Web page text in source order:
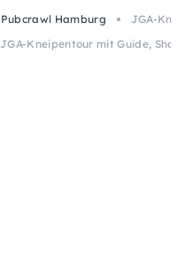
Pubcrawl Hamburg
JGA-
JGA-Kneipentour mit Guide,